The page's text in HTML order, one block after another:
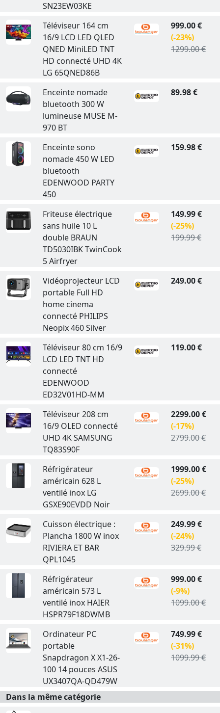
SN23EW03KE
Téléviseur 164 cm
16/9 LCD LED QLED
QNED MiniLED TNT
HD connecté UHD 4K
LG 65QNED86B
999.00 €
(-23%)
1299.00 €
Enceinte nomade
bluetooth 300 W
lumineuse MUSE M-
970 BT
89.98 €
Enceinte sono
nomade 450 W LED
bluetooth
EDENWOOD PARTY
450
159.98 €
Friteuse électrique
sans huile 10 L
double BRAUN
TD5030IBK TwinCook
5 Airfryer
149.99 €
(-25%)
199.99 €
Vidéoprojecteur LCD
portable Full HD
home cinema
connecté PHILIPS
Neopix 460 Silver
249.00 €
Téléviseur 80 cm 16/9
LCD LED TNT HD
connecté
EDENWOOD
ED32V01HD-MM
119.00 €
Téléviseur 208 cm
16/9 OLED connecté
UHD 4K SAMSUNG
TQ83S90F
2299.00 €
(-17%)
2799.00 €
Réfrigérateur
américain 628 L
ventilé inox LG
GSXE90EVDD Noir
1999.00 €
(-25%)
2699.00 €
Cuisson électrique :
Plancha 1800 W inox
RIVIERA ET BAR
QPL1045
249.99 €
(-24%)
329.99 €
Réfrigérateur
américain 573 L
ventilé inox HAIER
HSPR79F18DWMB
999.00 €
(-9%)
1099.00 €
Ordinateur PC
portable
Snapdragon X X1-26-
100 14 pouces ASUS
UX3407QA-QD479W
749.99 €
(-31%)
1099.99 €
Dans la même catégorie